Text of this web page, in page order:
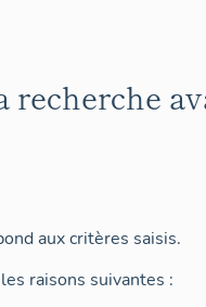
recherche
aux critères saisis.
raisons suivantes :